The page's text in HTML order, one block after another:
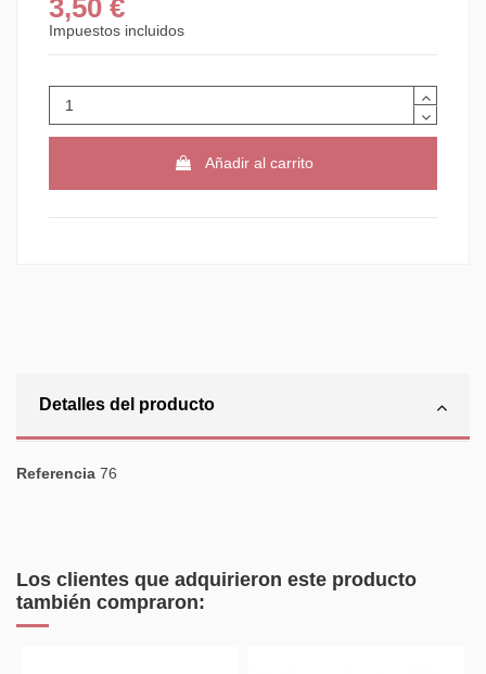
3,50 €
Impuestos incluidos
Añadir al carrito
Detalles del producto
Referencia 76
Los clientes que adquirieron este producto
también compraron: